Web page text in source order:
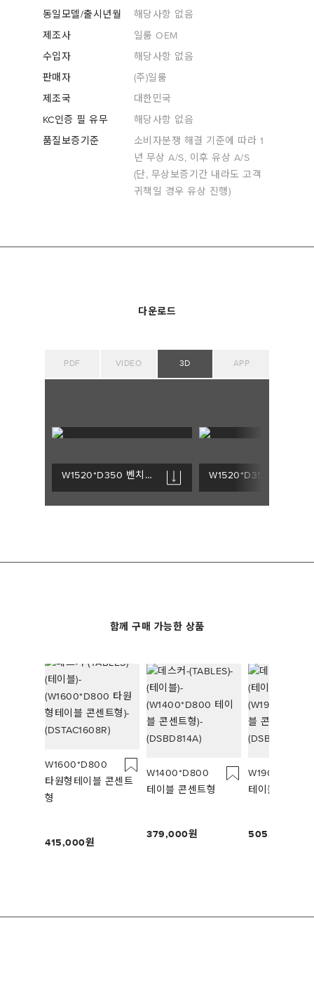
동일모델/출시년월
해당사항 없음
제조사
일룸 OEM
수입자
해당사항 없음
판매자
(주)일룸
제조국
대한민국
KC인증 필 유무
해당사항 없음
품질보증기준
소비자분쟁 해결 기준에 따라 1
년 무상 A/S, 이후 유상 A/S
(단, 무상보증기간 내라도 고객
귀책일 경우 유상 진행)
다운로드
PDF VIDEO 3D APP
W1520*D350 벤치_WWWW
함께 구매 가능한 상품
W1600*D800
타원형테이블 콘센트
형
415,000
W1400*D800
테이블 콘센트형
379,000
W1900*D900
테이블 콘센트
505,000